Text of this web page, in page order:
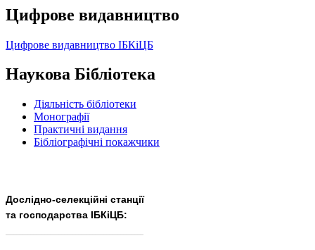
Цифрове видавництво
Цифрове видавництво ІБКіЦБ
Наукова Бібліотека
Діяльність бібліотеки
Монографії
Практичні видання
Бібліографічні покажчики
Дослідно-селекційні станції
та господарства ІБКіЦБ: